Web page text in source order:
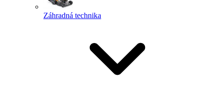
Záhradná technika